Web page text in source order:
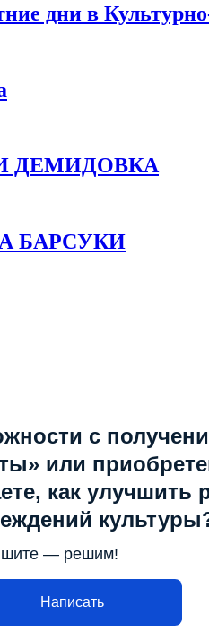
дни в
ДЕМИДОВКА
БАРСУКИ
с
или
как улучшить
— решим!
Написать